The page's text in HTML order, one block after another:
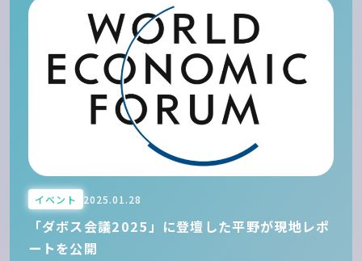
イベント 2025.01.28
「ダボス会議2025」に登壇した平野が現地レポ
ートを公開